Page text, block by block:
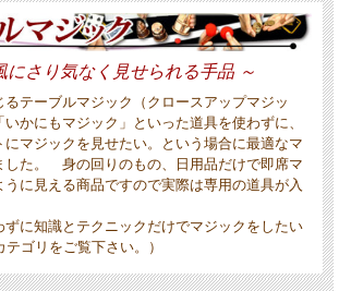
にさり気なく見せられる手品 ～
テーブルマジック（クロースアップマジッ
かにもマジック」といった道具を使わずに、
にマジックを見せたい。という場合に最適なマ
した。 身の回りのもの、日用品だけで即席マ
うに見える商品ですので実際は専用の道具が入
ずに知識とテクニックだけでマジックをしたい
ゴリをご覧下さい。）